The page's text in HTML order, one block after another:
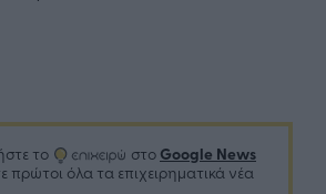
το στο Google News
πρώτοι όλα τα επιχειρηματικά νέα